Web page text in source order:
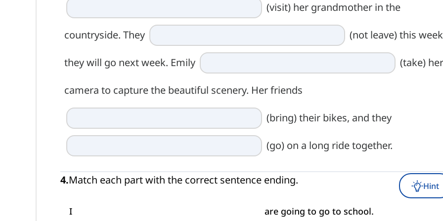
(visit) her grandmother in the
countryside. They (not leave) this
they will go next week. Emily (take) her
camera to capture the beautiful scenery. Her friends
(bring) their bikes, and they
(go) on a long ride together.
4.Match each part with the correct sentence ending. Hint
I are going to go to school.